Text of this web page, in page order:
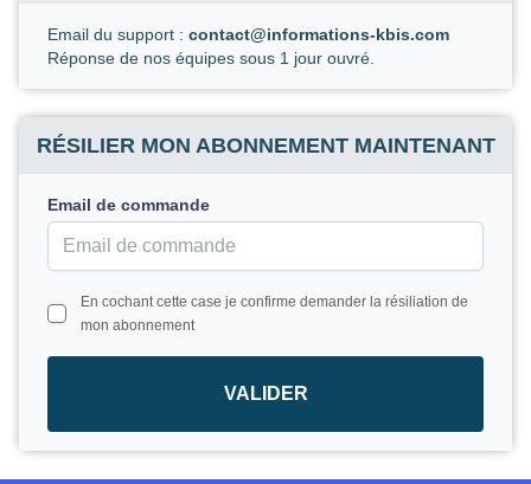
Email du support : contact@informations-kbis.com
Réponse de nos équipes sous 1 jour ouvré.
RÉSILIER MON ABONNEMENT MAINTENANT
Email de commande
En cochant cette case je confirme demander la résiliation de
mon abonnement
VALIDER